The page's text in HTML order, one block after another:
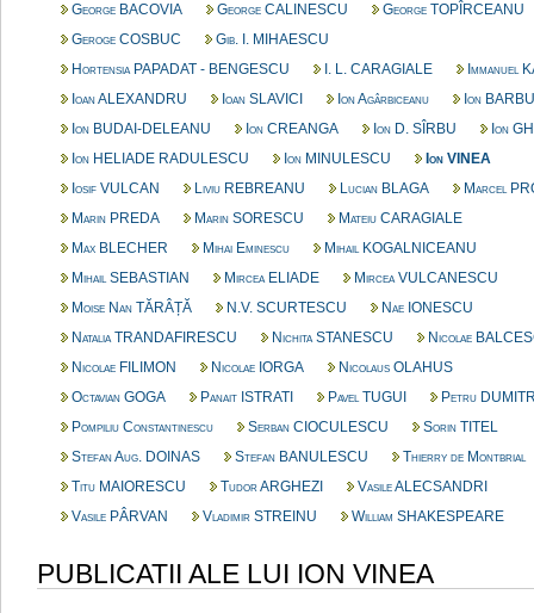
George BACOVIA
George CALINESCU
George TOPÎRCEANU
Geroge COSBUC
Gib. I. MIHAESCU
Hortensia PAPADAT - BENGESCU
I. L. CARAGIALE
Immanuel
Ioan ALEXANDRU
Ioan SLAVICI Ion Agârbiceanu
Ion BARBU
Ion BUDAI-DELEANU
Ion CREANGA Ion D. SÎRBU
Ion
Ion HELIADE RADULESCU
Ion MINULESCU
Ion VINEA
Iosif VULCAN
Liviu REBREANU Lucian BLAGA
Marcel
Marin PREDA
Marin SORESCU
Mateiu CARAGIALE
Max BLECHER
Mihai Eminescu
Mihail KOGALNICEANU
Mihail SEBASTIAN
Mircea ELIADE
Mircea VULCANESCU
Moise Nan TĂRÂȚĂ
N.V. SCURTESCU
Nae IONESCU
Natalia TRANDAFIRESCU
Nichita STANESCU
Nicolae
Nicolae FILIMON
Nicolae IORGA
Nicolaus OLAHUS
Octavian GOGA
Panait ISTRATI Pavel TUGUI
Petru
Pompiliu Constantinescu
Serban CIOCULESCU
Sorin TITEL
Stefan Aug. DOINAS
Stefan BANULESCU
Thierry de Montbrial
Titu MAIORESCU
Tudor ARGHEZI
Vasile ALECSANDRI
Vasile PÂRVAN
Vladimir STREINU William SHAKESPEARE
PUBLICATII ALE LUI ION VINEA